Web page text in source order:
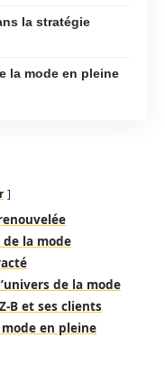
la stratégie
la mode en pleine
la mode
de la mode
B et ses clients
en pleine